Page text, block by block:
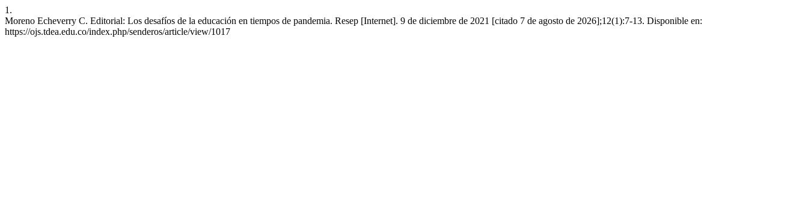
1.
Moreno Echeverry C. Editorial: Los desafíos de la educación en tiempos de pandemia. Resep [Internet]. 9 de diciembre de 2021 [citado 7 de agosto de 2026];12(1):7-13. Disponible en:
https://ojs.tdea.edu.co/index.php/senderos/article/view/1017